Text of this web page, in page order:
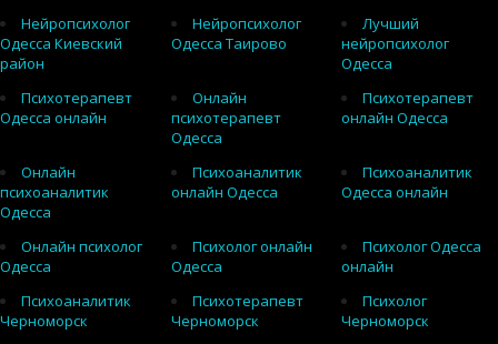
Нейропсихолог
Одесса Киевский
район
Нейропсихолог
Одесса Таирово
Лучший
нейропсихолог
Одесса
Психотерапевт
Одесса онлайн
Онлайн
психотерапевт
Одесса
Психотерапевт
онлайн Одесса
Онлайн
психоаналитик
Одесса
Психоаналитик
онлайн Одесса
Психоаналитик
Одесса онлайн
Онлайн психолог
Одесса
Психолог онлайн
Одесса
Психолог Одесса
онлайн
Психоаналитик
Черноморск
Психотерапевт
Черноморск
Психолог
Черноморск